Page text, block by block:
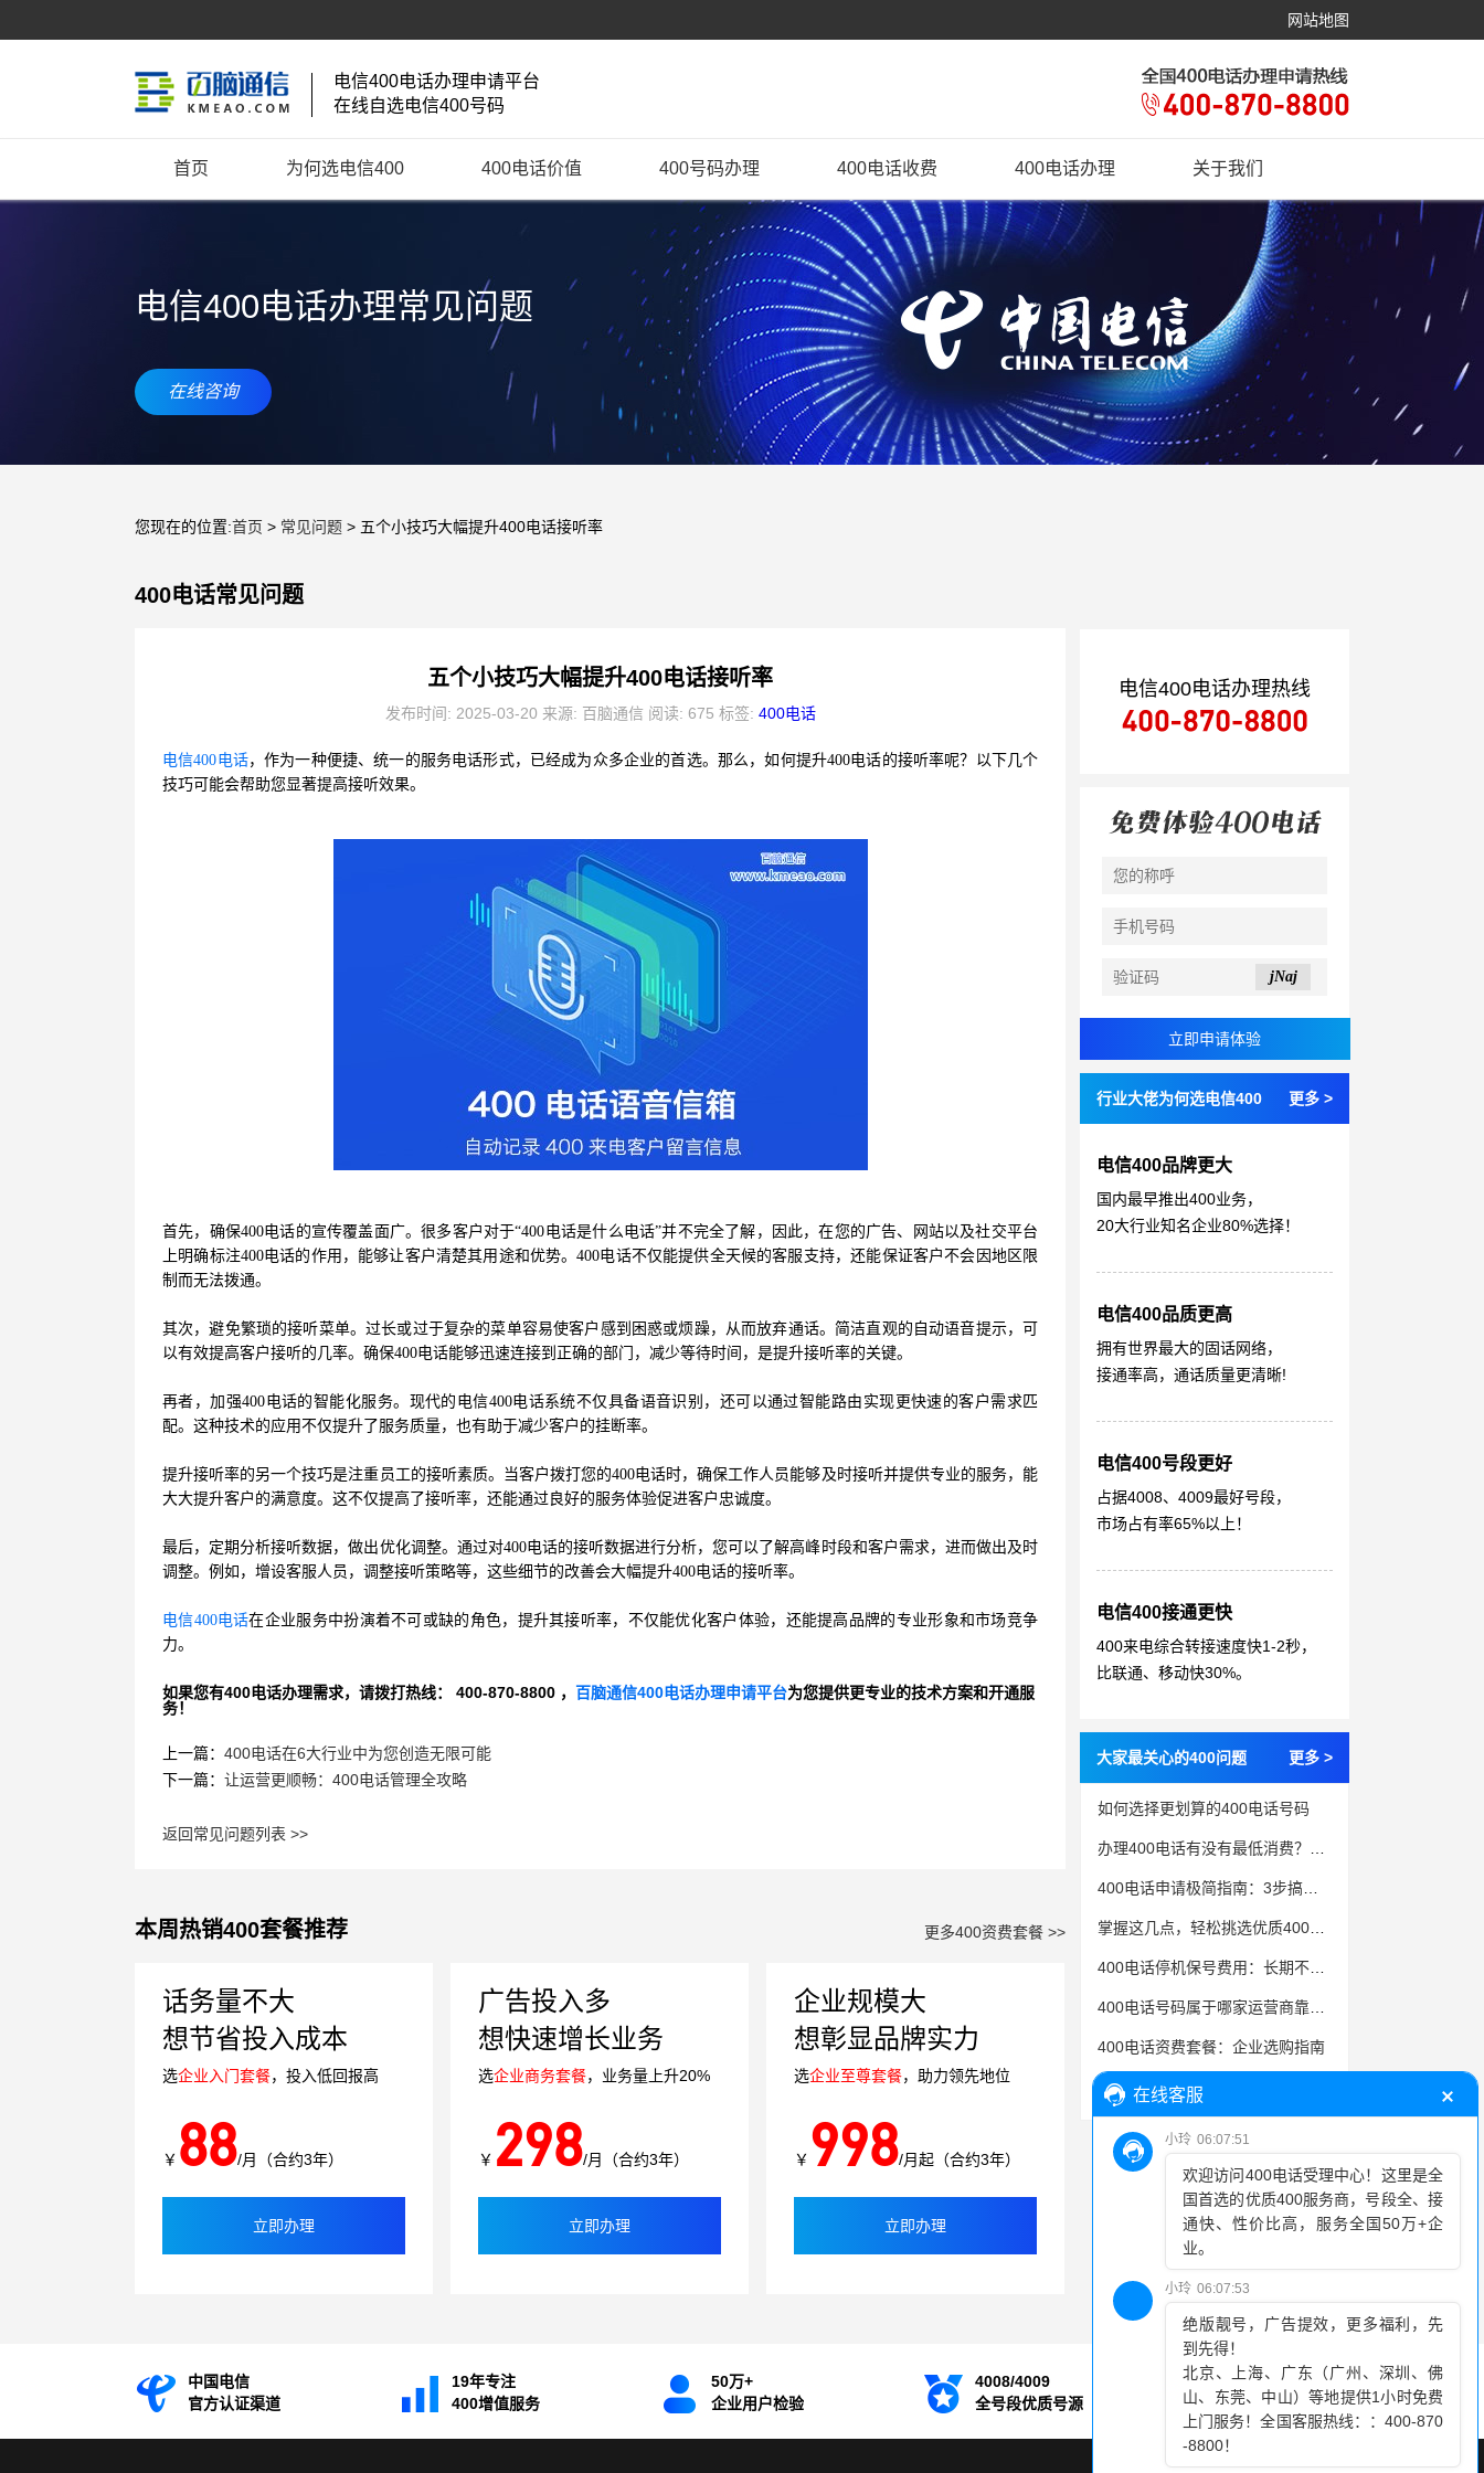
网站地图
电信400电话办理申请平台
在线自选电信400号码
首页 为何选电信400 400电话价值 400号码办理 400电话收费 400电话办理 关于我们
电信400电话办理常见问题
在线咨询
您现在的位置:首页 > 常见问题 > 五个小技巧大幅提升400电话接听率
400电话常见问题
五个小技巧大幅提升400电话接听率
发布时间: 2025-03-20 来源: 百脑通信 阅读: 675 标签: 400电话
电信400电话，作为一种便捷、统一的服务电话形式，已经成为众多企业的首选。那么，如何提升400电话的接听率呢？以下几个
技巧可能会帮助您显著提高接听效果。
首先，确保400电话的宣传覆盖面广。很多客户对于“400电话是什么电话”并不完全了解，因此，在您的广告、网站以及社交平台
上明确标注400电话的作用，能够让客户清楚其用途和优势。400电话不仅能提供全天候的客服支持，还能保证客户不会因地区限
制而无法拨通。
其次，避免繁琐的接听菜单。过长或过于复杂的菜单容易使客户感到困惑或烦躁，从而放弃通话。简洁直观的自动语音提示，可
以有效提高客户接听的几率。确保400电话能够迅速连接到正确的部门，减少等待时间，是提升接听率的关键。
再者，加强400电话的智能化服务。现代的电信400电话系统不仅具备语音识别，还可以通过智能路由实现更快速的客户需求匹
配。这种技术的应用不仅提升了服务质量，也有助于减少客户的挂断率。
提升接听率的另一个技巧是注重员工的接听素质。当客户拨打您的400电话时，确保工作人员能够及时接听并提供专业的服务，能
大大提升客户的满意度。这不仅提高了接听率，还能通过良好的服务体验促进客户忠诚度。
最后，定期分析接听数据，做出优化调整。通过对400电话的接听数据进行分析，您可以了解高峰时段和客户需求，进而做出及时
调整。例如，增设客服人员，调整接听策略等，这些细节的改善会大幅提升400电话的接听率。
电信400电话在企业服务中扮演着不可或缺的角色，提升其接听率，不仅能优化客户体验，还能提高品牌的专业形象和市场竞争
力。
如果您有400电话办理需求，请拨打热线： 400-870-8800 ， 百脑通信400电话办理申请平台为您提供更专业的技术方案和开通服
务！
上一篇： 400电话在6大行业中为您创造无限可能
下一篇： 让运营更顺畅：400电话管理全攻略
返回常见问题列表 >>
本周热销400套餐推荐 更多400资费套餐 >>
话务量不大
想节省投入成本
选企业入门套餐，投入低回报高
￥ 88/月（合约3年）
立即办理
广告投入多
想快速增长业务
选企业商务套餐，业务量上升20%
￥ 298/月（合约3年）
立即办理
企业规模大
想彰显品牌实力
选企业至尊套餐，助力领先地位
￥ 998/月起（合约3年）
立即办理
电信400电话办理热线
jNaj
行业大佬为何选电信400 更多 >
电信400品牌更大
国内最早推出400业务，
20大行业知名企业80%选择！
电信400品质更高
拥有世界最大的固话网络，
接通率高，通话质量更清晰!
电信400号段更好
占据4008、4009最好号段，
市场占有率65%以上！
电信400接通更快
400来电综合转接速度快1-2秒，
比联通、移动快30%。
大家最关心的400问题 更多 >
如何选择更划算的400电话号码
400电话资费套餐：企业选购指南
400电话办理对企业来说很有必要
中国电信
官方认证渠道
19年专注
400增值服务
50万+
企业用户检验
4008/4009
全号段优质号源
7*24小时
售后服务保障